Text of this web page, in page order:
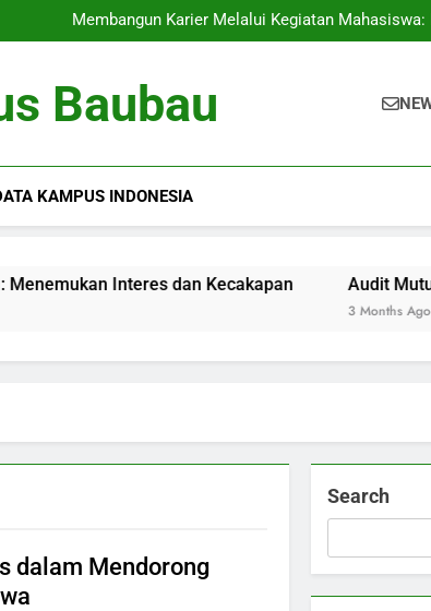
Membangun Karier Melalui Kegiatan Mahasiswa:
Audit Mutu Internal: Kunci untuk
Membangun Karier Melalui Kegiatan
Audit Mutu Internal: Kunci untuk
Baubau
KAMPUS INDONESIA
Interes dan Kecakapan Audit Mutu
3 Months Ago
dalam Mendorong
Search